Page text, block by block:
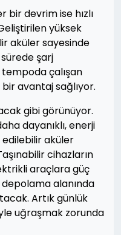
bir devrim ise hızlı
yüksek
aküler sayesinde
sürede şarj
çalışan
avantaj sağlıyor.
gibi görünüyor.
dayanıklı, enerji
edilebilir aküler
cihazların
araçlara güç
alanında
Artık günlük
uğraşmak zorunda